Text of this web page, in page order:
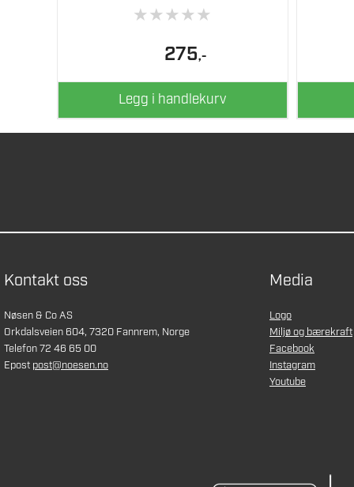
★★★★★
275,-
Legg i handlekurv
Kontakt oss
Nøsen & Co AS
Orkdalsveien 604, 7320 Fannrem, Norge
Telefon 72 46 65 00
Epost post@noesen.no
Media
Logo
Miljø og bærekraft
Facebook
Instagram
Youtube